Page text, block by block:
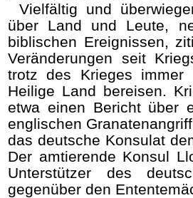
Vielfältig und
über Land und Leute,
biblischen Ereignissen,
Veränderungen seit
trotz des Krie­ges
Heilige Land bereisen.
etwa einen Bericht über
englischen
das deutsche Konsulat
Der amtierende Konsul
Unterstützer des
gegenüber den